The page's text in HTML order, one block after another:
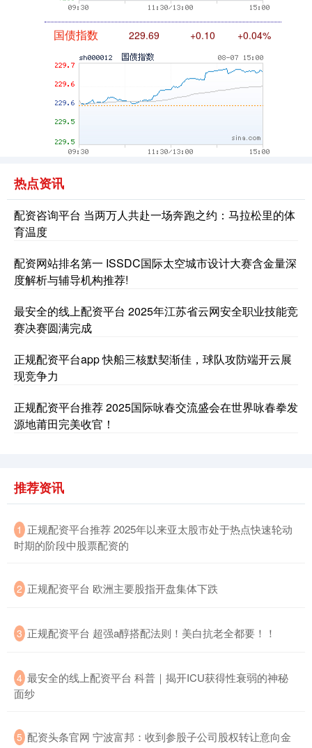
国债指数
期指IC0
上证综指
热点资讯
配资咨询平台 当两万人共赴一场奔跑之约：马拉松里的体
育温度
配资网站排名第一 ISSDC国际太空城市设计大赛含金量深
度解析与辅导机构推荐!
最安全的线上配资平台 2025年江苏省云网安全职业技能竞
赛决赛圆满完成
正规配资平台app 快船三核默契渐佳，球队攻防端开云展
现竞争力
正规配资平台推荐 2025国际咏春交流盛会在世界咏春拳发
源地莆田完美收官！
推荐资讯
1 ​正规配资平台推荐 2025年以来亚太股市处于热点快速轮动
时期的阶段中股票配资的
2 ​正规配资平台 欧洲主要股指开盘集体下跌
3 ​正规配资平台 超强a醇搭配法则！美白抗老全都要！！
4 ​最安全的线上配资平台 科普｜揭开ICU获得性衰弱的神秘
面纱
5 ​配资头条官网 宁波富邦：收到参股子公司股权转让意向金